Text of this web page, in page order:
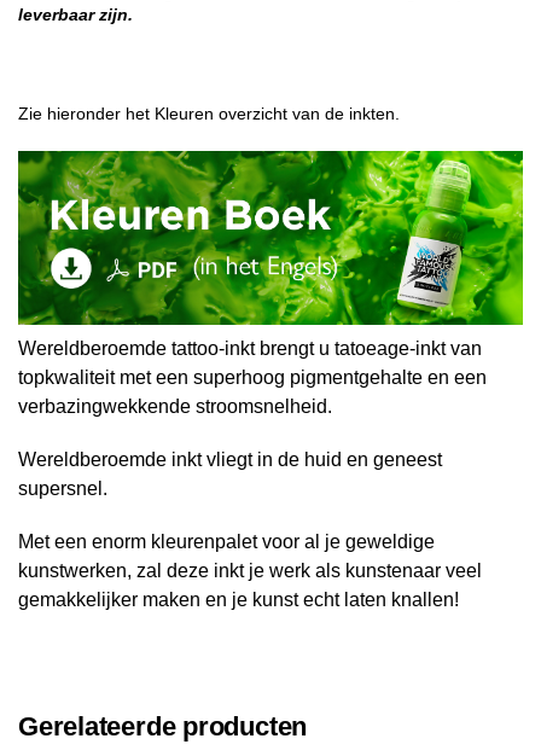
leverbaar zijn.
Zie hieronder het Kleuren overzicht van de inkten.
Wereldberoemde tattoo-inkt brengt u tatoeage-inkt van
topkwaliteit met een superhoog pigmentgehalte en een
verbazingwekkende stroomsnelheid.
Wereldberoemde inkt vliegt in de huid en geneest
supersnel.
Met een enorm kleurenpalet voor al je geweldige
kunstwerken, zal deze inkt je werk als kunstenaar veel
gemakkelijker maken en je kunst echt laten knallen!
Gerelateerde producten